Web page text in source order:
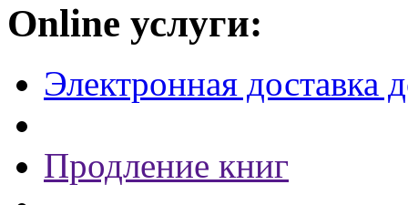
Online услуги:
Электронная доставка
Продление книг